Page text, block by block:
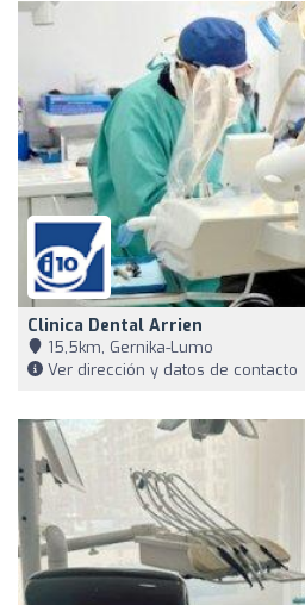
Clinica Dental Arrien
15,5km, Gernika-Lumo
Ver dirección y datos de contacto